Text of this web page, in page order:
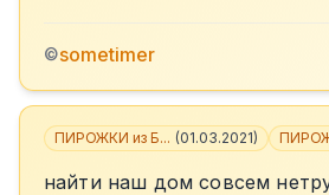
©sometimer
ПИРОЖКИ из Б... (01.03.2021)
найти наш дом совсем